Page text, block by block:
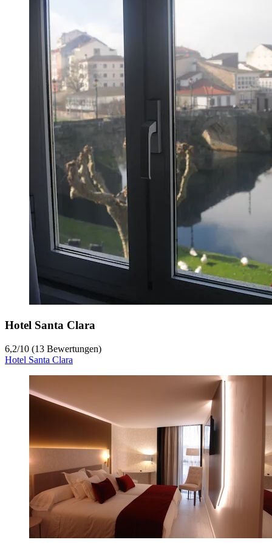
Hotel Santa Clara
6,2/10 (13 Bewertungen)
Hotel Santa Clara